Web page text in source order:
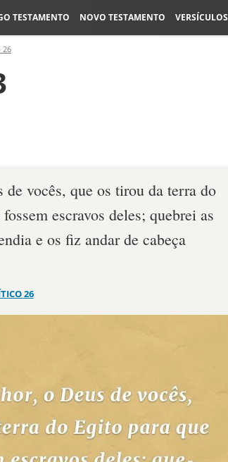
TESTAMENTO NOVO TESTAMENTO VERSÍCULOS
26
de vocês, que os tirou da terra do
escravos deles; que­brei as
e os fiz andar de cabeça
26